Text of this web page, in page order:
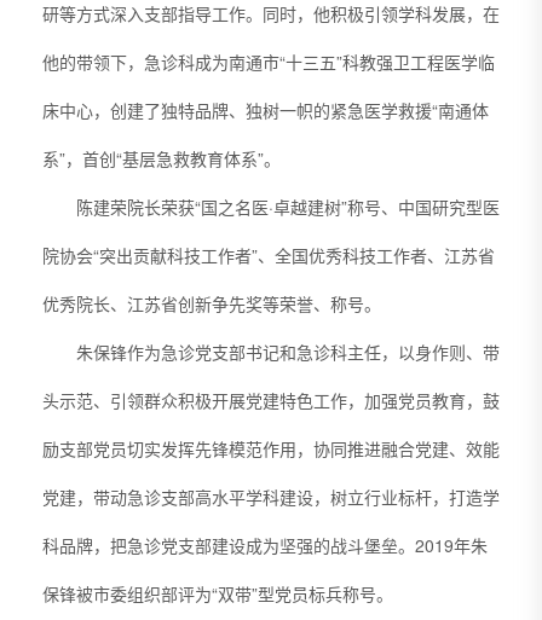
研等方式深入支部指导工作。同时，他积极引领学科发展，在
他的带领下，急诊科成为南通市“十三五”科教强卫工程医学临
床中心，创建了独特品牌、独树一帜的紧急医学救援“南通体
系”，首创“基层急救教育体系”。
陈建荣院长荣获“国之名医·卓越建树”称号、中国研究型医
院协会“突出贡献科技工作者”、全国优秀科技工作者、江苏省
优秀院长、江苏省创新争先奖等荣誉、称号。
朱保锋作为急诊党支部书记和急诊科主任，以身作则、带
头示范、引领群众积极开展党建特色工作，加强党员教育，鼓
励支部党员切实发挥先锋模范作用，协同推进融合党建、效能
党建，带动急诊支部高水平学科建设，树立行业标杆，打造学
科品牌，把急诊党支部建设成为坚强的战斗堡垒。2019年朱
保锋被市委组织部评为“双带”型党员标兵称号。